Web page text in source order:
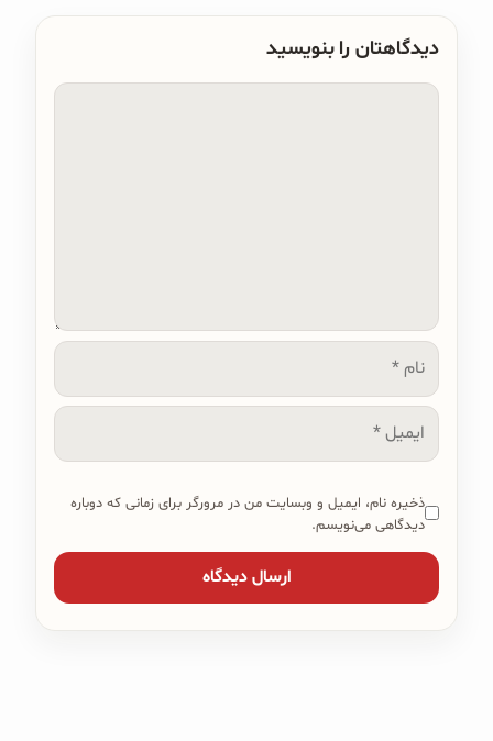
دیدگاهتان را بنویسید
نام
ایمیل
ذخیره نام، ایمیل و وبسایت من در مرورگر برای زمانی که دوباره
دیدگاهی می‌نویسم.